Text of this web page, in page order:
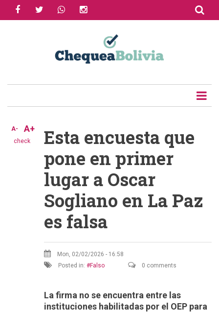
facebooktwitter whatsapp
check
A- A+
Esta encuesta que
pone en primer
lugar a Oscar
Sogliano en La Paz
es falsa
Mon, 02/02/2026 - 16:58
Posted in:
Falso 0 comments
La firma no se encuentra entre las
instituciones habilitadas por el OEP para